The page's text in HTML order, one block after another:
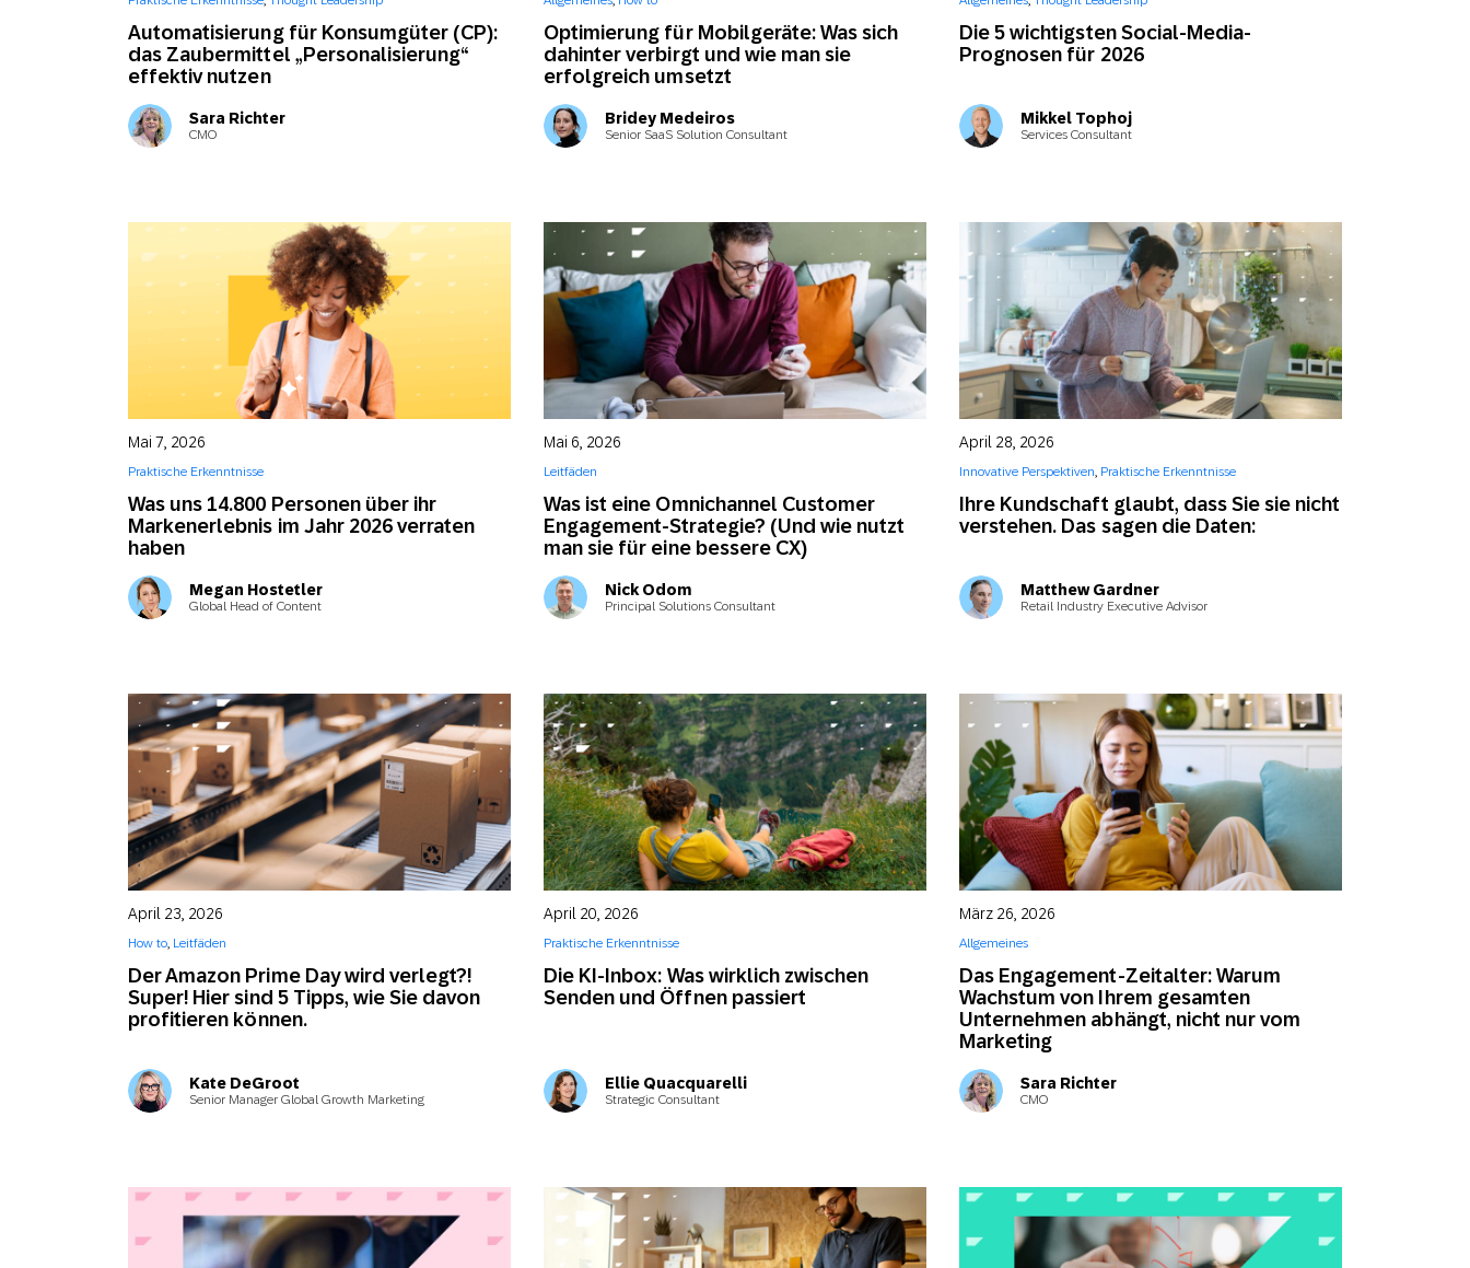
E-Mail Web Digital Ads SMS Mobile Wallet
Conversational
Messaging
Automatisierung für Konsumgüter (CP):
das Zaubermittel „Personalisierung“
effektiv nutzen
Sara Richter
CMO
Optimierung für Mobilgeräte: Was sich
dahinter verbirgt und wie man sie
erfolgreich umsetzt
Bridey Medeiros
Senior SaaS Solution Consultant
Die 5 wichtigsten Social-Media-
Prognosen für 2026
Mikkel Tophoj
Services Consultant
Was uns 14.800 Personen über ihr
Markenerlebnis im Jahr 2026 verraten
haben
Mai 7, 2026
Praktische Erkenntnisse
Megan Hostetler
Global Head of Content
Was ist eine Omnichannel Customer
Engagement-Strategie? (Und wie nutzt
man sie für eine bessere CX)
Mai 6, 2026
Leitfäden
Nick Odom
Principal Solutions Consultant
Ihre Kundschaft glaubt, dass Sie sie nicht
verstehen. Das sagen die Daten:
April 28, 2026
Innovative Perspektiven, Praktische Erkenntnisse
Matthew Gardner
Retail Industry Executive Advisor
Der Amazon Prime Day wird verlegt?!
Super! Hier sind 5 Tipps, wie Sie davon
profitieren können.
April 23, 2026
How to, Leitfäden
Kate DeGroot
Senior Manager Global Growth Marketing
Die KI-Inbox: Was wirklich zwischen
Senden und Öffnen passiert
April 20, 2026
Praktische Erkenntnisse
Ellie Quacquarelli
Strategic Consultant
Das Engagement-Zeitalter: Warum
Wachstum von Ihrem gesamten
Unternehmen abhängt, nicht nur vom
Marketing
März 26, 2026
Allgemeines
Sara Richter
CMO